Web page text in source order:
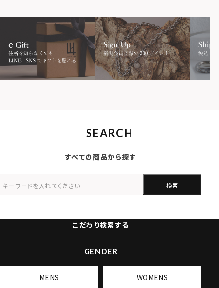
SEARCH
すべての商品から探す
検索
こだわり検索する
GENDER
MENS WOMENS